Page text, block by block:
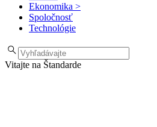
Ekonomika >
Spoločnosť
Technológie
Vitajte na Štandarde